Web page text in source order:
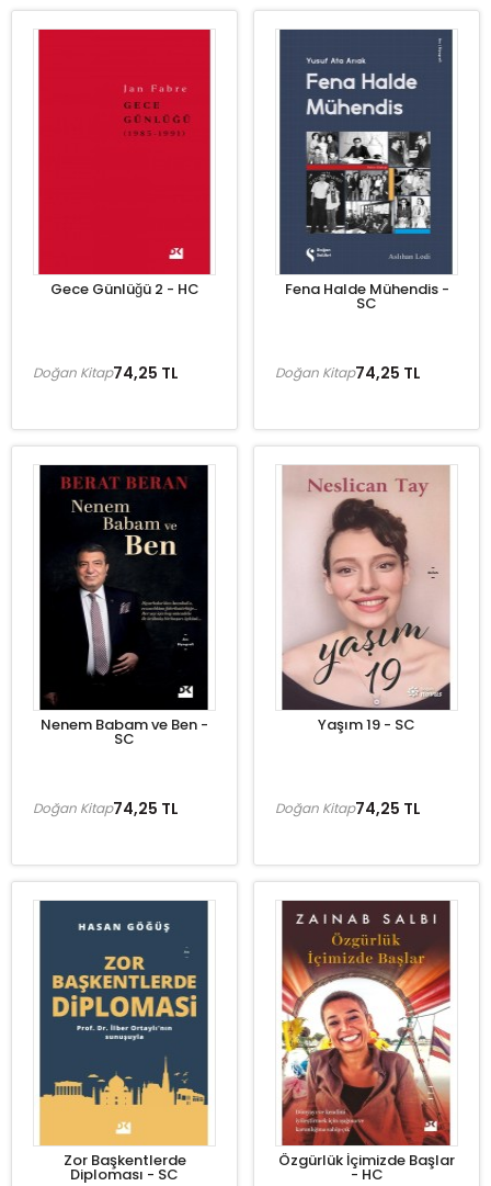
Gece Günlüğü 2 - HC
74,25 TL
Doğan Kitap
Fena Halde Mühendis -
SC
74,25 TL
Doğan Kitap
Nenem Babam ve Ben -
SC
74,25 TL
Doğan Kitap
Yaşım 19 - SC
74,25 TL
Doğan Kitap
Zor Başkentlerde
Diploması - SC
Özgürlük İçimizde Başlar
- HC